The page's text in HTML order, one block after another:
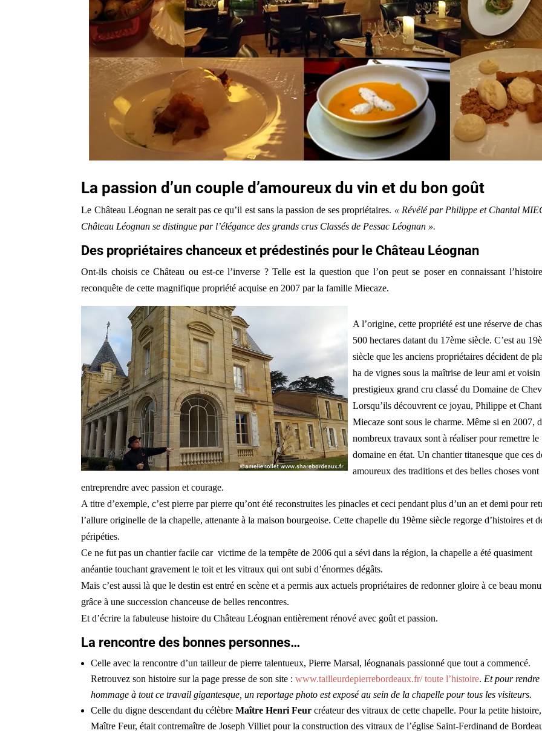
La passion d’un couple d’amoureux du vin et du bon goût
Le Château Léognan ne serait pas ce qu’il est sans la passion de ses propriétaires. « Révélé par Philippe et Chantal
Château Léognan se distingue par l’élégance des grands crus Classés de Pessac Léognan ».
Des propriétaires chanceux et prédestinés pour le Château Léognan
Ont-ils choisis ce Château ou est-ce l’inverse ? Telle est la question que l’on peut se poser en connaissant
reconquête de cette magnifique propriété acquise en 2007 par la famille Miecaze.
A l’origine, cette propriété est une réserve de
500 hectares datant du 17ème siècle. C’est au
siècle que les anciens propriétaires décident de
ha de vignes sous la maîtrise de leur ami et voisin
prestigieux grand cru classé du Domaine de
Lorsqu’ils découvrent ce joyau, Philippe et
Miecaze sont sous le charme. Même si en 2007,
nombreux travaux sont à réaliser pour remettre le
domaine en état. Un chantier titanesque que ces
amoureux des traditions et des belles choses vont
entreprendre avec passion et courage.
A titre d’exemple, c’est pierre par pierre qu’ont été reconstruites les pinacles et ceci pendant plus d’un an et demi pour
l’allure originelle de la chapelle, attenante à la maison bourgeoise. Cette chapelle du 19ème siècle regorge d’histoires et
péripéties.
Ce ne fut pas un chantier facile car victime de la tempête de 2006 qui a sévi dans la région, la chapelle a été quasiment
anéantie touchant gravement le toit et les vitraux qui ont subi d’énormes dégâts.
Mais c’est aussi là que le destin est entré en scène et a permis aux actuels propriétaires de redonner gloire à ce beau
grâce à une succession chanceuse de belles rencontres.
Et d’écrire la fabuleuse histoire du Château Léognan entièrement rénové avec goût et passion.
La rencontre des bonnes personnes…
Celle avec la rencontre d’un tailleur de pierre talentueux, Pierre Marsal, léognanais passionné que tout a commencé.
Retrouvez son histoire sur la page presse de son site :www.tailleurdepierrebordeaux.fr/ toute l’histoire. Et pour rendre
hommage à tout ce travail gigantesque, un reportage photo est exposé au sein de la chapelle pour tous les visiteurs.
Celle du digne descendant du célèbreMaître Henri Feur créateur des vitraux de cette chapelle. Pour la petite histoire,
Maître Feur, était contremaître de Joseph Villiet pour la construction des vitraux de l’église Saint-Ferdinand de